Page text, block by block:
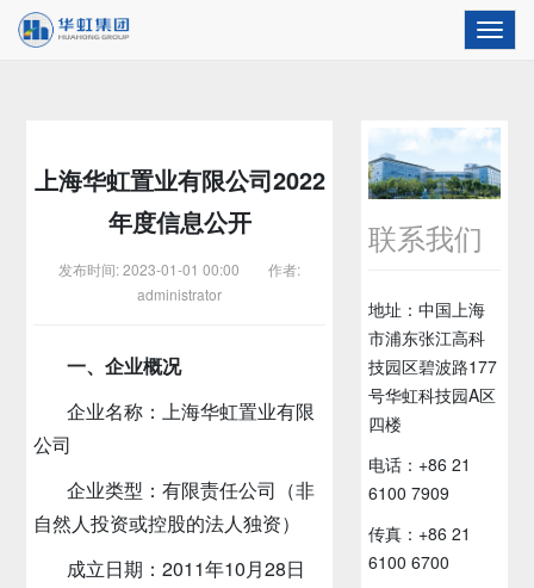
上海华虹置业有限公司2022
年度信息公开
发布时间: 2023-01-01 00:00 作者:
administrator
一、企业概况
企业名称：上海华虹置业有限
公司
企业类型：有限责任公司（非
自然人投资或控股的法人独资）
成立日期：2011年10月28日
联系我们
地址：中国上海
市浦东张江高科
技园区碧波路177
号华虹科技园A区
四楼
电话：+86 21
6100 7909
传真：+86 21
6100 6700